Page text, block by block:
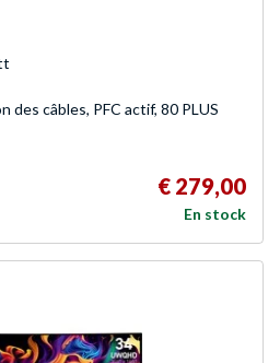
câbles, PFC actif, 80 PLUS
€ 279,00
En stock